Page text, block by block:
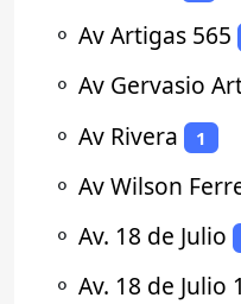
⚬ Av Artigas 565
⚬ Av Gervasio
⚬ Av Rivera 1
⚬ Av Wilson
⚬ Av. 18 de Julio
⚬ Av. 18 de Julio